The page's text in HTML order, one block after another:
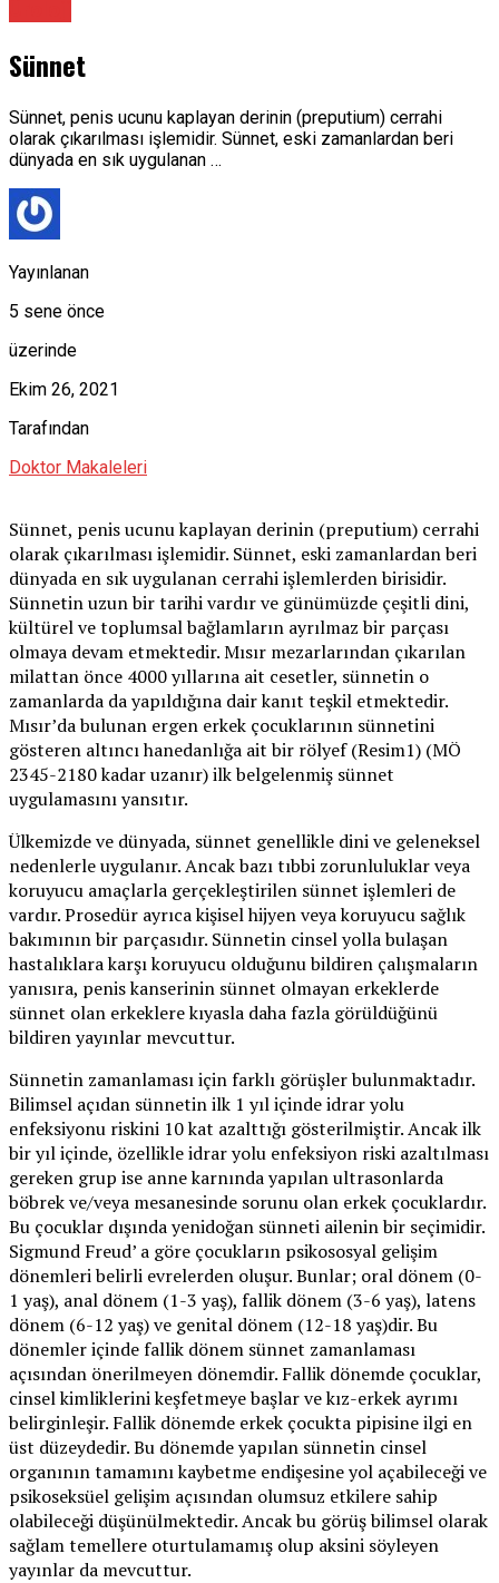
Sünnet
Sünnet, penis ucunu kaplayan derinin (preputium) cerrahi
olarak çıkarılması işlemidir. Sünnet, eski zamanlardan beri
dünyada en sık uygulanan …
Yayınlanan
5 sene önce
üzerinde
Ekim 26, 2021
Tarafından
Doktor Makaleleri
Sünnet, penis ucunu kaplayan derinin (preputium) cerrahi
olarak çıkarılması işlemidir. Sünnet, eski zamanlardan beri
dünyada en sık uygulanan cerrahi işlemlerden birisidir.
Sünnetin uzun bir tarihi vardır ve günümüzde çeşitli dini,
kültürel ve toplumsal bağlamların ayrılmaz bir parçası
olmaya devam etmektedir. Mısır mezarlarından çıkarılan
milattan önce 4000 yıllarına ait cesetler, sünnetin o
zamanlarda da yapıldığına dair kanıt teşkil etmektedir.
Mısır’da bulunan ergen erkek çocuklarının sünnetini
gösteren altıncı hanedanlığa ait bir rölyef (Resim1) (MÖ
2345-2180 kadar uzanır) ilk belgelenmiş sünnet
uygulamasını yansıtır.
Ülkemizde ve dünyada, sünnet genellikle dini ve geleneksel
nedenlerle uygulanır. Ancak bazı tıbbi zorunluluklar veya
koruyucu amaçlarla gerçekleştirilen sünnet işlemleri de
vardır. Prosedür ayrıca kişisel hijyen veya koruyucu sağlık
bakımının bir parçasıdır. Sünnetin cinsel yolla bulaşan
hastalıklara karşı koruyucu olduğunu bildiren çalışmaların
yanısıra, penis kanserinin sünnet olmayan erkeklerde
sünnet olan erkeklere kıyasla daha fazla görüldüğünü
bildiren yayınlar mevcuttur.
Sünnetin zamanlaması için farklı görüşler bulunmaktadır.
Bilimsel açıdan sünnetin ilk 1 yıl içinde idrar yolu
enfeksiyonu riskini 10 kat azalttığı gösterilmiştir. Ancak ilk
bir yıl içinde, özellikle idrar yolu enfeksiyon riski azaltılması
gereken grup ise anne karnında yapılan ultrasonlarda
böbrek ve/veya mesanesinde sorunu olan erkek çocuklardır.
Bu çocuklar dışında yenidoğan sünneti ailenin bir seçimidir.
Sigmund Freud’ a göre çocukların psikososyal gelişim
dönemleri belirli evrelerden oluşur. Bunlar; oral dönem (0-
1 yaş), anal dönem (1-3 yaş), fallik dönem (3-6 yaş), latens
dönem (6-12 yaş) ve genital dönem (12-18 yaş)dir. Bu
dönemler içinde fallik dönem sünnet zamanlaması
açısından önerilmeyen dönemdir. Fallik dönemde çocuklar,
cinsel kimliklerini keşfetmeye başlar ve kız-erkek ayrımı
belirginleşir. Fallik dönemde erkek çocukta pipisine ilgi en
üst düzeydedir. Bu dönemde yapılan sünnetin cinsel
organının tamamını kaybetme endişesine yol açabileceği ve
psikoseksüel gelişim açısından olumsuz etkilere sahip
olabileceği düşünülmektedir. Ancak bu görüş bilimsel olarak
sağlam temellere oturtulamamış olup aksini söyleyen
yayınlar da mevcuttur.